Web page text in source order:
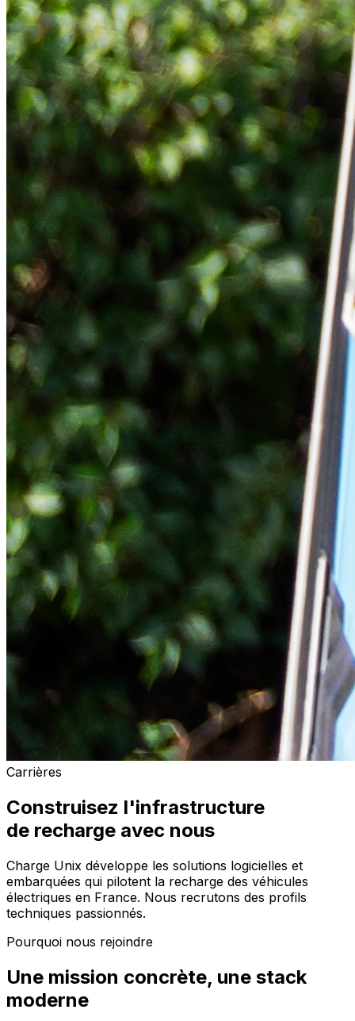
Carrières
Construisez l'infrastructure
de recharge avec nous
Charge Unix développe les solutions logicielles et
embarquées qui pilotent la recharge des véhicules
électriques en France. Nous recrutons des profils
techniques passionnés.
Pourquoi nous rejoindre
Une mission concrète, une stack
moderne